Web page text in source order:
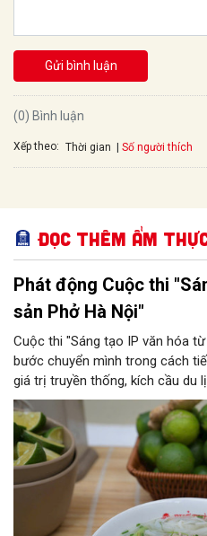
Gửi bình luận
(0) Bình luận
Xếp theo: Thời gian Số người thích
Đọc thêm Ẩm
Phát động Cuộc thi
sản Phở Hà Nội"
Cuộc thi "Sáng tạo IP văn hóa
bước chuyển mình trong cách
giá trị truyền thống, kích cầu du
văn hóa. Đồng thời, đây cũng là
phố chuẩn bị các nguồn lực tư
xây dựng hồ sơ khoa học trình